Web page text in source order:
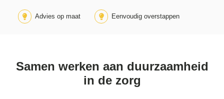
Advies op maat Eenvoudig overstappen
Samen werken aan duurzaamheid
in de zorg